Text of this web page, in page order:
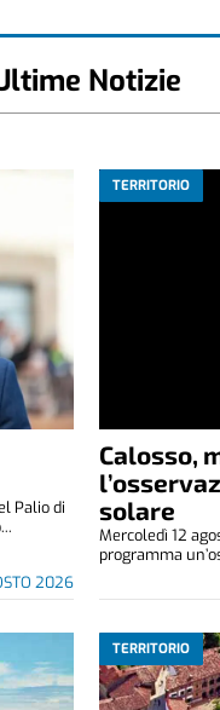
Notizie
2026
Palio di
TERRITORIO
Calosso,
solare
Mercoledì 12
programma
TERRITORIO